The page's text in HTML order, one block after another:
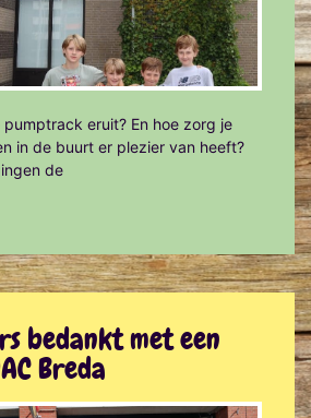
eruit? En hoe zorg je
in de buurt er plezier van heeft?
de
bedankt met een
Breda